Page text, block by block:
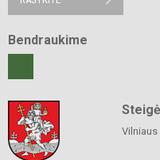
Bendraukime